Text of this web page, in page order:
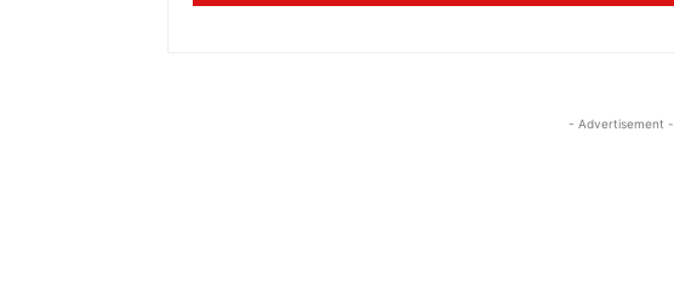
- Advertisement -